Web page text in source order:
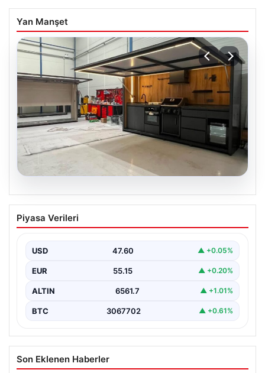
Yan Manşet
Dış Mekan Yaşam alanlarında Konfor ve
bahçe mutfağı Tasarımları
bölümlerinden parçası durumuna ulaşmıştır. Bahçeyle…
Piyasa Verileri
USD 47.60 ▲ +0.05%
EUR 55.15 ▲ +0.20%
ALTIN 6561.7 ▲ +1.01%
BTC 3067702 ▲ +0.61%
Son Eklenen Haberler